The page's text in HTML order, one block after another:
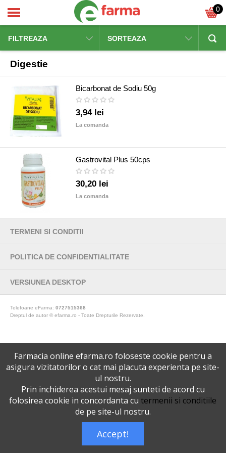
0
FILTREAZA SORTEAZA
Digestie
Bicarbonat de Sodiu 50g
3,94 lei
La comanda
Gastrovital Plus 50cps
30,20 lei
La comanda
TERMENI SI CONDITII
POLITICA DE CONFIDENTIALITATE
VERSIUNEA DESKTOP
Telefoane eFarma: 0727515368
Dreptul de autor © efarma.ro - Toate Drepturile Rezervate.
Farmacia online efarma.ro foloseste cookie pentru a
asigura vizitatorilor o cat mai placuta experienta pe site-
ul nostru.
Prin inchiderea acestui mesaj sunteti de acord cu
folosirea cookie in concordanta cu termenii si conditiile
de pe site-ul nostru.
Accept!